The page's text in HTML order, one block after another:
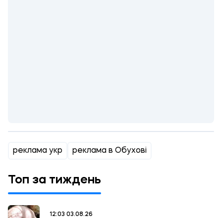
реклама укр реклама в Обухові
Топ за тиждень
12:03 03.08.26